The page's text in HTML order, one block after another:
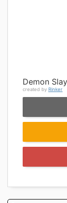
Demon
created by Rinker